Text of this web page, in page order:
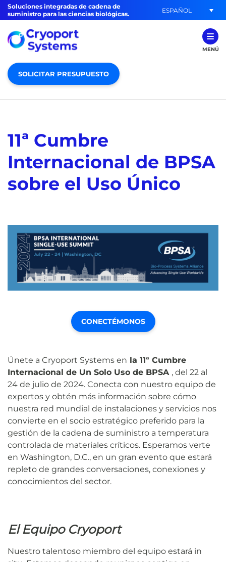
Soluciones integradas de cadena de
suministro para las ciencias biológicas.
ESPAÑOL
MENÚ
SOLICITAR PRESUPUESTO
11ª Cumbre
Internacional de BPSA
sobre el Uso Único
CONECTÉMONOS
Únete a Cryoport Systems en la 11ª Cumbre
Internacional de Un Solo Uso de BPSA , del 22 al
24 de julio de 2024. Conecta con nuestro equipo de
expertos y obtén más información sobre cómo
nuestra red mundial de instalaciones y servicios nos
convierte en el socio estratégico preferido para la
gestión de la cadena de suministro a temperatura
controlada de materiales críticos. Esperamos verte
en Washington, D.C., en un gran evento que estará
repleto de grandes conversaciones, conexiones y
conocimientos del sector.
El Equipo Cryoport
Nuestro talentoso miembro del equipo estará in